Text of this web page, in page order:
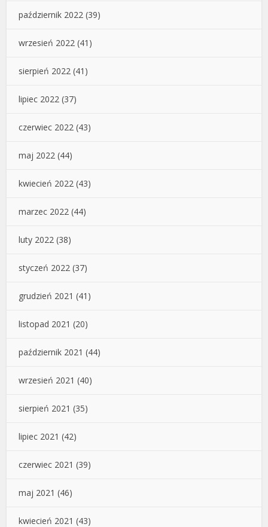
październik 2022 (39)
wrzesień 2022 (41)
sierpień 2022 (41)
lipiec 2022 (37)
czerwiec 2022 (43)
maj 2022 (44)
kwiecień 2022 (43)
marzec 2022 (44)
luty 2022 (38)
styczeń 2022 (37)
grudzień 2021 (41)
listopad 2021 (20)
październik 2021 (44)
wrzesień 2021 (40)
sierpień 2021 (35)
lipiec 2021 (42)
czerwiec 2021 (39)
maj 2021 (46)
kwiecień 2021 (43)